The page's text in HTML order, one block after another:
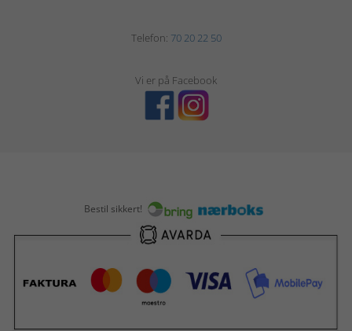
Telefon: 70 20 22 50
Vi er på Facebook
Bestil sikkert!